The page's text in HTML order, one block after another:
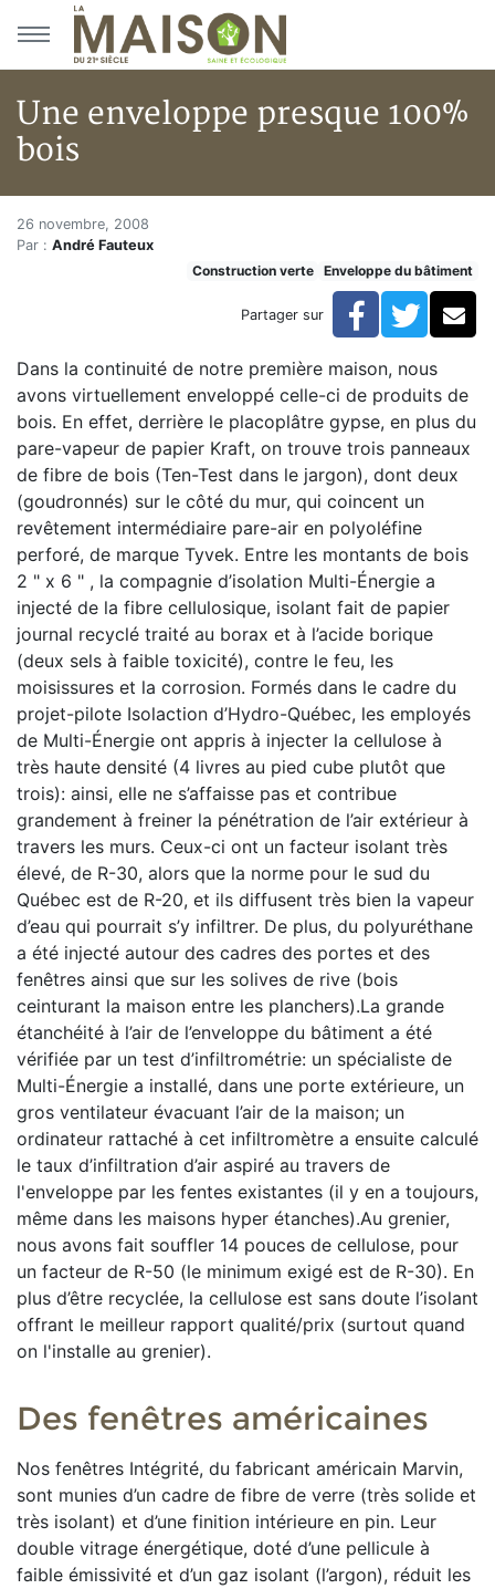
Aller au menu principal
Aller au contenu principal
Une enveloppe presque 100%
bois
Accueil
Articles
Construction verte
Une enveloppe presque 100%
26 novembre, 2008
Par : André Fauteux
Construction verte
Enveloppe du bâtiment
Partager sur Facebook
Dans la continuité de notre première maison, nous
avons virtuellement enveloppé celle-ci de produits de
bois. En effet, derrière le placoplâtre gypse, en plus du
pare-vapeur de papier Kraft, on trouve trois panneaux
de fibre de bois (Ten-Test dans le jargon), dont deux
(goudronnés) sur le côté du mur, qui coincent un
revêtement intermédiaire pare-air en polyoléfine
perforé, de marque Tyvek. Entre les montants de bois
2 " x 6 " , la compagnie d’isolation Multi-Énergie a
injecté de la fibre cellulosique, isolant fait de papier
journal recyclé traité au borax et à l’acide borique
(deux sels à faible toxicité), contre le feu, les
moisissures et la corrosion. Formés dans le cadre du
projet-pilote Isolaction d’Hydro-Québec, les employés
de Multi-Énergie ont appris à injecter la cellulose à
très haute densité (4 livres au pied cube plutôt que
trois): ainsi, elle ne s’affaisse pas et contribue
grandement à freiner la pénétration de l’air extérieur à
travers les murs. Ceux-ci ont un facteur isolant très
élevé, de R-30, alors que la norme pour le sud du
Québec est de R-20, et ils diffusent très bien la vapeur
d’eau qui pourrait s’y infiltrer. De plus, du polyuréthane
a été injecté autour des cadres des portes et des
fenêtres ainsi que sur les solives de rive (bois
ceinturant la maison entre les planchers).La grande
étanchéité à l’air de l’enveloppe du bâtiment a été
vérifiée par un test d’infiltrométrie: un spécialiste de
Multi-Énergie a installé, dans une porte extérieure, un
gros ventilateur évacuant l’air de la maison; un
ordinateur rattaché à cet infiltromètre a ensuite calculé
le taux d’infiltration d’air aspiré au travers de
l'enveloppe par les fentes existantes (il y en a toujours,
même dans les maisons hyper étanches).Au grenier,
nous avons fait souffler 14 pouces de cellulose, pour
un facteur de R-50 (le minimum exigé est de R-30). En
plus d’être recyclée, la cellulose est sans doute l’isolant
offrant le meilleur rapport qualité/prix (surtout quand
on l'installe au grenier).
Des fenêtres américaines
Nos fenêtres Intégrité, du fabricant américain Marvin,
sont munies d’un cadre de fibre de verre (très solide et
très isolant) et d’une finition intérieure en pin. Leur
double vitrage énergétique, doté d’une pellicule à
faible émissivité et d’un gaz isolant (l’argon), réduit les